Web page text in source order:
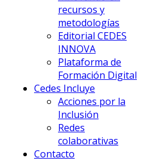
recursos y
metodologías
Editorial CEDES
INNOVA
Plataforma de
Formación Digital
Cedes Incluye
Acciones por la
Inclusión
Redes
colaborativas
Contacto